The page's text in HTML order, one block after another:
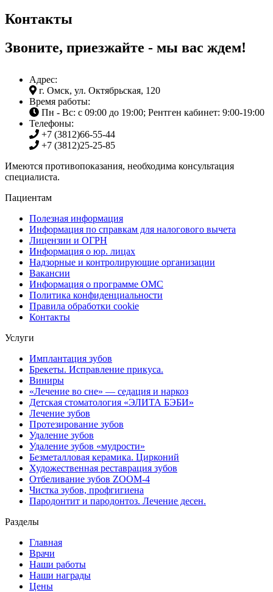
Контакты
Звоните, приезжайте - мы вас ждем!
Адрес:
г. Омск, ул. Октябрьская, 120
Время работы:
Пн - Вс: с 09:00 до 19:00; Рентген кабинет: 9:00-19:00
Телефоны:
+7 (3812)66-55-44
+7 (3812)25-25-85
Имеются противопоказания, необходима консультация
специалиста.
Пациентам
Полезная информация
Информация по справкам для налогового вычета
Лицензии и ОГРН
Информация о юр. лицах
Надзорные и контролирующие организации
Вакансии
Информация о программе ОМС
Политика конфиденциальности
Правила обработки cookie
Контакты
Услуги
Имплантация зубов
Брекеты. Исправление прикуса.
Виниры
«Лечение во сне» — седация и наркоз
Детская стоматология «ЭЛИТА БЭБИ»
Лечение зубов
Протезирование зубов
Удаление зубов
Удаление зубов «мудрости»
Безметалловая керамика. Цирконий
Художественная реставрация зубов
Отбеливание зубов ZOOM-4
Чистка зубов, профгигиена
Пародонтит и пародонтоз. Лечение десен.
Разделы
Главная
Врачи
Наши работы
Наши награды
Цены